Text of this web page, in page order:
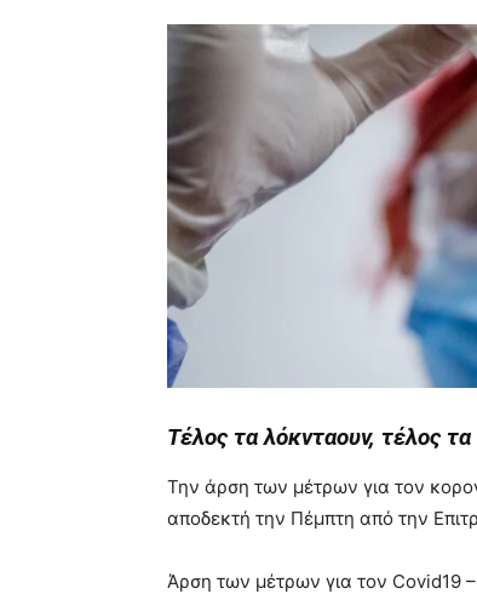
Τέλος τα λόκνταουν, τέλος
Την άρση των μέτρων για τον
αποδεκτή την Πέμπτη από την
Άρση των μέτρων για τον Covid19 –